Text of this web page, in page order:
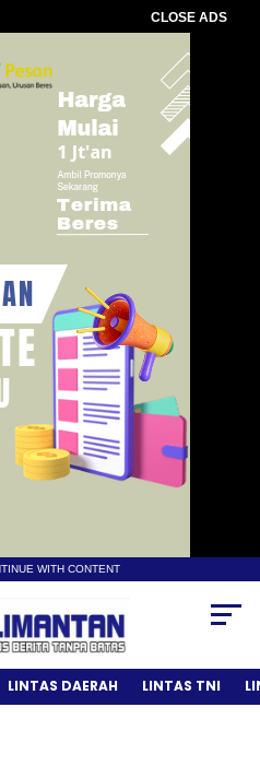
CLOSE ADS
WITH CONTENT
LINTAS DAERAH LINTAS TNI